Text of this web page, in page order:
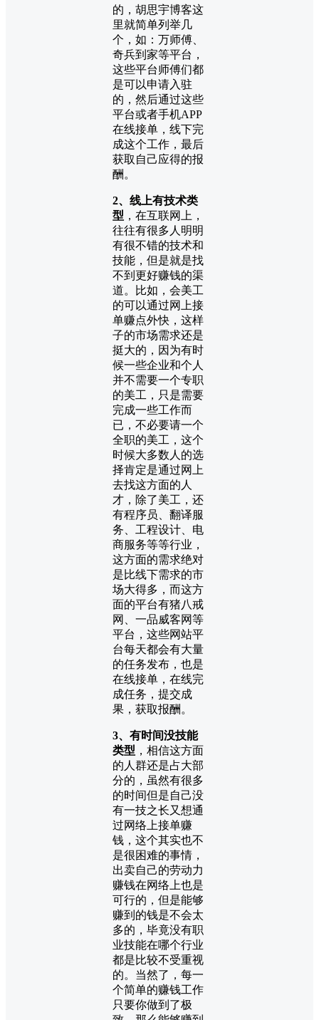
的，胡思宇博客这
里就简单列举几
个，如：万师傅、
奇兵到家等平台，
这些平台师傅们都
是可以申请入驻
的，然后通过这些
平台或者手机APP
在线接单，线下完
成这个工作，最后
获取自己应得的报
酬。
2、线上有技术类
型 ，在互联网上，
往往有很多人明明
有很不错的技术和
技能，但是就是找
不到更好赚钱的渠
道。比如，会美工
的可以通过网上接
单赚点外快，这样
子的市场需求还是
挺大的，因为有时
候一些企业和个人
并不需要一个专职
的美工，只是需要
完成一些工作而
已，不必要请一个
全职的美工，这个
时候大多数人的选
择肯定是通过网上
去找这方面的人
才，除了美工，还
有程序员、翻译服
务、工程设计、电
商服务等等行业，
这方面的需求绝对
是比线下需求的市
场大得多，而这方
面的平台有猪八戒
网、一品威客网等
平台，这些网站平
台每天都会有大量
的任务发布，也是
在线接单，在线完
成任务，提交成
果，获取报酬。
3、有时间没技能
类型 ，相信这方面
的人群还是占大部
分的，虽然有很多
的时间但是自己没
有一技之长又想通
过网络上接单赚
钱，这个其实也不
是很困难的事情，
出卖自己的劳动力
赚钱在网络上也是
可行的，但是能够
赚到的钱是不会太
多的，毕竟没有职
业技能在哪个行业
都是比较不受重视
的。当然了，每一
个简单的赚钱工作
只要你做到了极